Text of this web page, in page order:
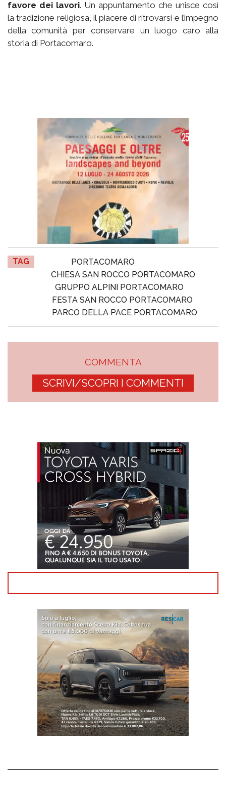
favore dei lavori. Un appuntamento che unisce così
la tradizione religiosa, il piacere di ritrovarsi e l’impegno
della comunità per conservare un luogo caro alla
storia di Portacomaro.
TAG
PORTACOMARO
CHIESA SAN ROCCO PORTACOMARO
GRUPPO ALPINI PORTACOMARO
FESTA SAN ROCCO PORTACOMARO
PARCO DELLA PACE PORTACOMARO
COMMENTA
SCRIVI/SCOPRI I COMMENTI